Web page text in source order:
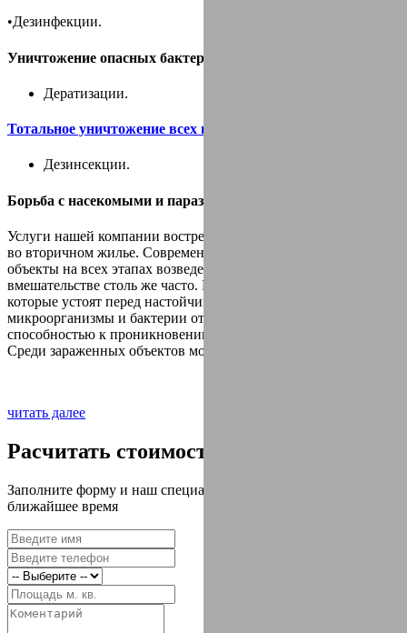
•Дезинфекции.
Уничтожение опасных бактерий и микробов.
Дератизации.
Тотальное уничтожение всех видов грызунов
Дезинсекции.
Борьба с насекомыми и паразитами.
Услуги нашей компании востребованы и актуальны не только
во вторичном жилье. Современные дома и строительные
объекты на всех этапах возведения нуждаются в нашем
вмешательстве столь же часто. Нет таких препятствий,
которые устоят перед настойчивыми вредителями, а
микроорганизмы и бактерии отличаются самой высокой
способностью к проникновению.
Среди зараженных объектов могут оказаться:
читать далее
Расчитать стоимость работ?
Заполните форму и наш специалист свяжется с Вами в
ближайшее время